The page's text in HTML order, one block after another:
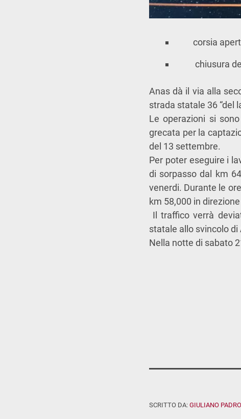
corsia
chiusura
Anas dà il via alla
strada statale 36 “del
Le operazioni si
grecata per la
del 13 settembre.
Per poter eseguire i
di sorpasso dal km
venerdi. Durante le
km 58,000 in
Il traffico verrà
statale allo svincolo di
Nella notte di sabato
SCRITTO DA: GIULIANO